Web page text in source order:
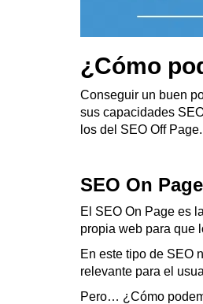
¿Cómo
Conseguir un buen
sus capacidades
los del SEO Off Page.
SEO On Page
El SEO On Page es
propia web para que
En este tipo de SEO
relevante para el
Pero… ¿Cómo